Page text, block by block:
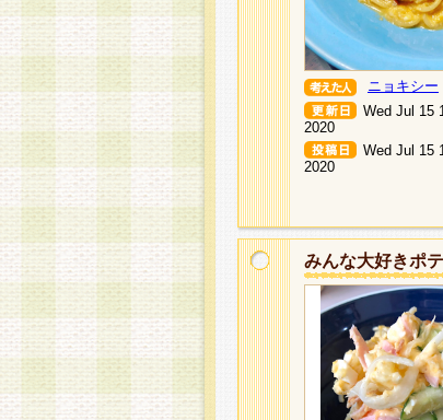
ニョキシー
Wed Jul 15
2020
Wed Jul 15
2020
みんな大好きポ